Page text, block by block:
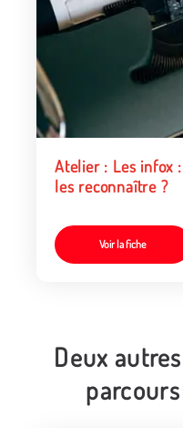
Atelier : Les infox : Comment
les reconnaître ?
Voir la fiche
Deux